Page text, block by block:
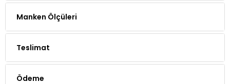
Manken Ölçüleri
Teslimat
Ödeme